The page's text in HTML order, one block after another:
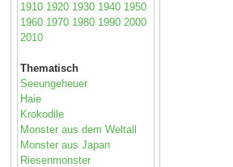
1910 1920 1930 1940 1950
1960 1970 1980 1990 2000
2010
Thematisch
Seeungeheuer
Haie
Krokodile
Monster aus dem Weltall
Monster aus Japan
Riesenmonster